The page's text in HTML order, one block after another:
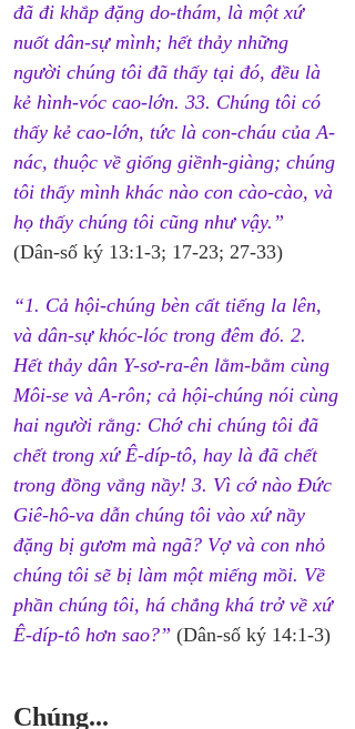
đã đi khắp đặng do-thám, là một xứ
nuốt dân-sự mình; hết thảy những
người chúng tôi đã thấy tại đó, đều là
kẻ hình-vóc cao-lớn. 33. Chúng tôi có
thấy kẻ cao-lớn, tức là con-cháu của A-
nác, thuộc về giống giềnh-giàng; chúng
tôi thấy mình khác nào con cào-cào, và
họ thấy chúng tôi cũng như vậy.”
(Dân-số ký 13:1-3; 17-23; 27-33)
“1. Cả hội-chúng bèn cất tiếng la lên,
và dân-sự khóc-lóc trong đêm đó. 2.
Hết thảy dân Y-sơ-ra-ên lằm-bằm cùng
Môi-se và A-rôn; cả hội-chúng nói cùng
hai người rằng: Chớ chi chúng tôi đã
chết trong xứ Ê-díp-tô, hay là đã chết
trong đồng vắng nầy! 3. Vì cớ nào Đức
Giê-hô-va dẫn chúng tôi vào xứ nầy
đặng bị gươm mà ngã? Vợ và con nhỏ
chúng tôi sẽ bị làm một miếng mồi. Về
phần chúng tôi, há chẳng khá trở về xứ
Ê-díp-tô hơn sao?” (Dân-số ký 14:1-3)
Chúng...